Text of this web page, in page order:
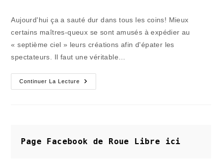
Aujourd'hui ça a sauté dur dans tous les coins! Mieux
certains maîtres-queux se sont amusés à expédier au
« septième ciel » leurs créations afin d'épater les
spectateurs. Il faut une véritable…
Continuer La Lecture
Seules
Les
Réussies
Page Facebook de Roue Libre ici